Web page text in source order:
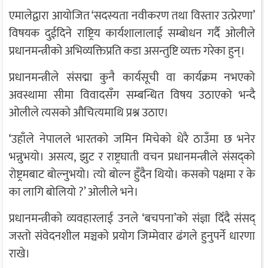
एमालेद्वारा आयोजित ‘सदस्यता नवीकरण तथा विस्तार उत्प्रेरणा’
विषयक दुईदिने राष्ट्रिय कार्यशालालाई सम्बोधन गर्दै ओलीले
प्रधानमन्त्रीको अभिव्यक्तिप्रति कडा असन्तुष्टि व्यक्त गरेका हुन्।
प्रधानमन्त्रीले संसद्मा कुनै कार्यसूची वा कार्यक्रम नभएको
अवस्थामा सीमा विवादसँग सम्बन्धित विषय उठाएको भन्दै
ओलीले त्यसको औचित्यमाथि प्रश्न उठाए।
‘उहाँले नेपालले भारतको जमिन मिचेको धेरै ठाउँमा छ भनेर
भन्नुभयो। असत्य, झुट र राष्ट्रघाती वचन प्रधानमन्त्रीले संसद्को
रोष्ट्रमबाट बोल्नुभयो। त्यो बोल्न हुँदैन थियो। कसको पक्षमा र के
का लागि बोलियो ?’ ओलीले भने।
प्रधानमन्त्रीको व्यवहारलाई उनले ‘बचपना’को संज्ञा दिँदै संसद्
जस्तो संवेदनशील मञ्चको प्रयोग जिम्मेवार ढंगले हुनुपर्ने धारणा
राखे।